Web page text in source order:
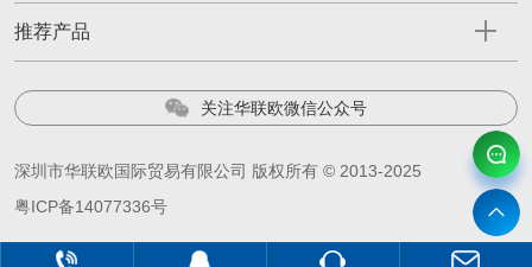
推荐产品
关注华联欧微信公众号
深圳市华联欧国际贸易有限公司 版权所有 © 2013-2025
粤ICP备14077336号